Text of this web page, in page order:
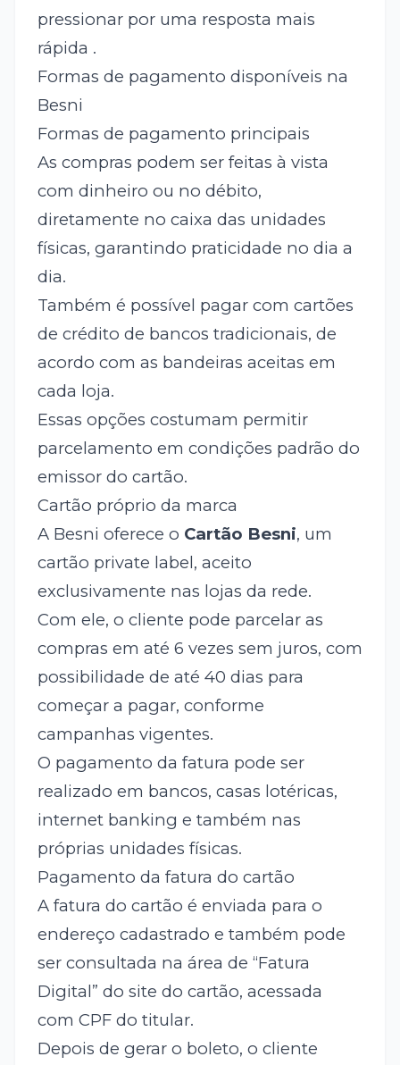
pressionar por uma resposta mais
rápida .
Formas de pagamento disponíveis na
Besni
Formas de pagamento principais
As compras podem ser feitas à vista
com dinheiro ou no débito,
diretamente no caixa das unidades
físicas, garantindo praticidade no dia a
dia.
Também é possível pagar com cartões
de crédito de bancos tradicionais, de
acordo com as bandeiras aceitas em
cada loja.
Essas opções costumam permitir
parcelamento em condições padrão do
emissor do cartão.
Cartão próprio da marca
A Besni oferece o Cartão Besni, um
cartão private label, aceito
exclusivamente nas lojas da rede.
Com ele, o cliente pode parcelar as
compras em até 6 vezes sem juros, com
possibilidade de até 40 dias para
começar a pagar, conforme
campanhas vigentes.
O pagamento da fatura pode ser
realizado em bancos, casas lotéricas,
internet banking e também nas
próprias unidades físicas.
Pagamento da fatura do cartão
A fatura do cartão é enviada para o
endereço cadastrado e também pode
ser consultada na área de “Fatura
Digital” do site do cartão, acessada
com CPF do titular.
Depois de gerar o boleto, o cliente